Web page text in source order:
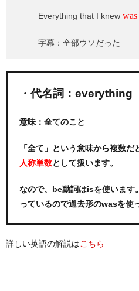
Everything that I knew was
字幕：全部ウソだった
・代名詞：everything
意味：全てのこと
「全て」という意味から複数だ
人称単数として扱います。
なので、be動詞はisを使います
っているので過去形のwasを使
詳しい英語の解説は こちら